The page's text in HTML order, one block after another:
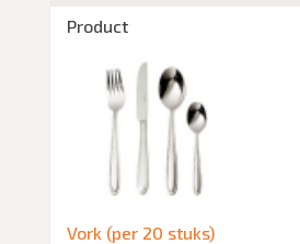
Product
Vork (per 20 stuks)